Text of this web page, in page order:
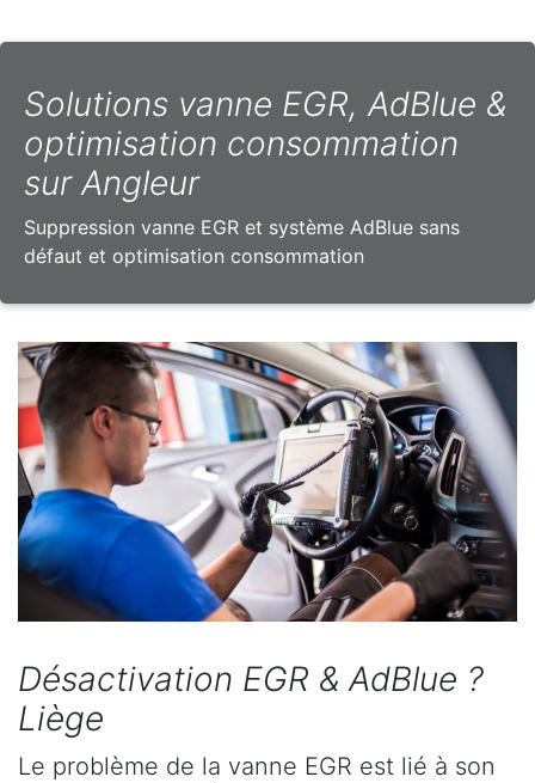
Solutions vanne EGR, AdBlue &
optimisation consommation
sur Angleur
Suppression vanne EGR et système AdBlue sans
défaut et optimisation consommation
Désactivation EGR & AdBlue ?
Liège
Le problème de la vanne EGR est lié à son